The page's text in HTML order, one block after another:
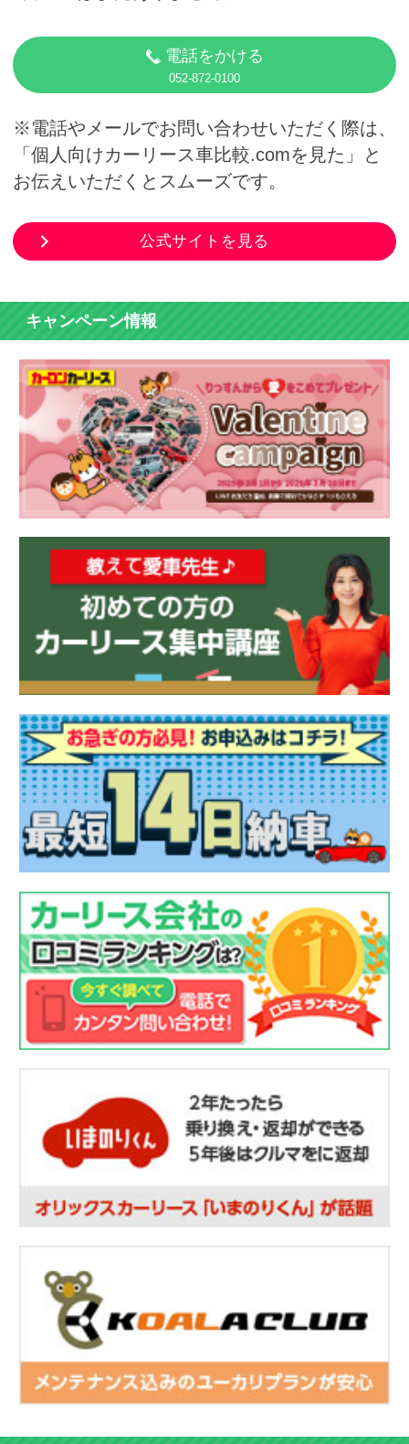
電話をかける
052-872-0100
※電話やメールでお問い合わせいただく際は、
「個人向けカーリース車比較.comを見た」と
お伝えいただくとスムーズです。
公式サイトを見る
キャンペーン情報